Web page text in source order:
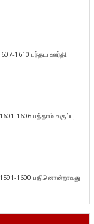
1610 பந்தய ஊர்தி
1606 பத்தாம் வகுப்பு
1600 பதினொன்றாவது